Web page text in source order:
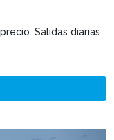
Salidas diarias